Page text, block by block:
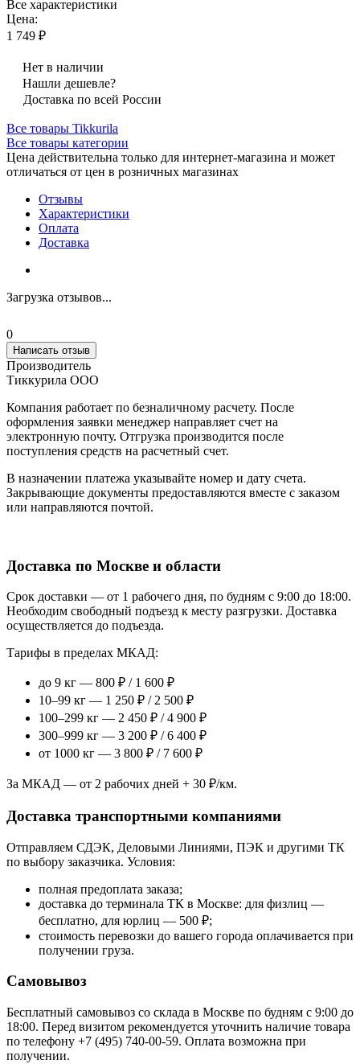
Все характеристики
Цена:
1 749 ₽
Нет в наличии
Нашли дешевле?
Доставка по всей России
Все товары Tikkurila
Все товары категории
Цена действительна только для интернет-магазина и может
отличаться от цен в розничных магазинах
Отзывы
Характеристики
Оплата
Доставка
Загрузка отзывов...
0
Написать отзыв
Производитель
Тиккурила ООО
Компания работает по безналичному расчету. После
оформления заявки менеджер направляет счет на
электронную почту. Отгрузка производится после
поступления средств на расчетный счет.
В назначении платежа указывайте номер и дату счета.
Закрывающие документы предоставляются вместе с заказом
или направляются почтой.
Доставка по Москве и области
Срок доставки — от 1 рабочего дня, по будням с 9:00 до 18:00.
Необходим свободный подъезд к месту разгрузки. Доставка
осуществляется до подъезда.
Тарифы в пределах МКАД:
до 9 кг — 800 ₽ / 1 600 ₽
10–99 кг — 1 250 ₽ / 2 500 ₽
100–299 кг — 2 450 ₽ / 4 900 ₽
300–999 кг — 3 200 ₽ / 6 400 ₽
от 1000 кг — 3 800 ₽ / 7 600 ₽
За МКАД — от 2 рабочих дней + 30 ₽/км.
Доставка транспортными компаниями
Отправляем СДЭК, Деловыми Линиями, ПЭК и другими ТК
по выбору заказчика. Условия:
полная предоплата заказа;
доставка до терминала ТК в Москве: для физлиц —
бесплатно, для юрлиц — 500 ₽;
стоимость перевозки до вашего города оплачивается при
получении груза.
Самовывоз
Бесплатный самовывоз со склада в Москве по будням с 9:00 до
18:00. Перед визитом рекомендуется уточнить наличие товара
по телефону +7 (495) 740-00-59. Оплата возможна при
получении.